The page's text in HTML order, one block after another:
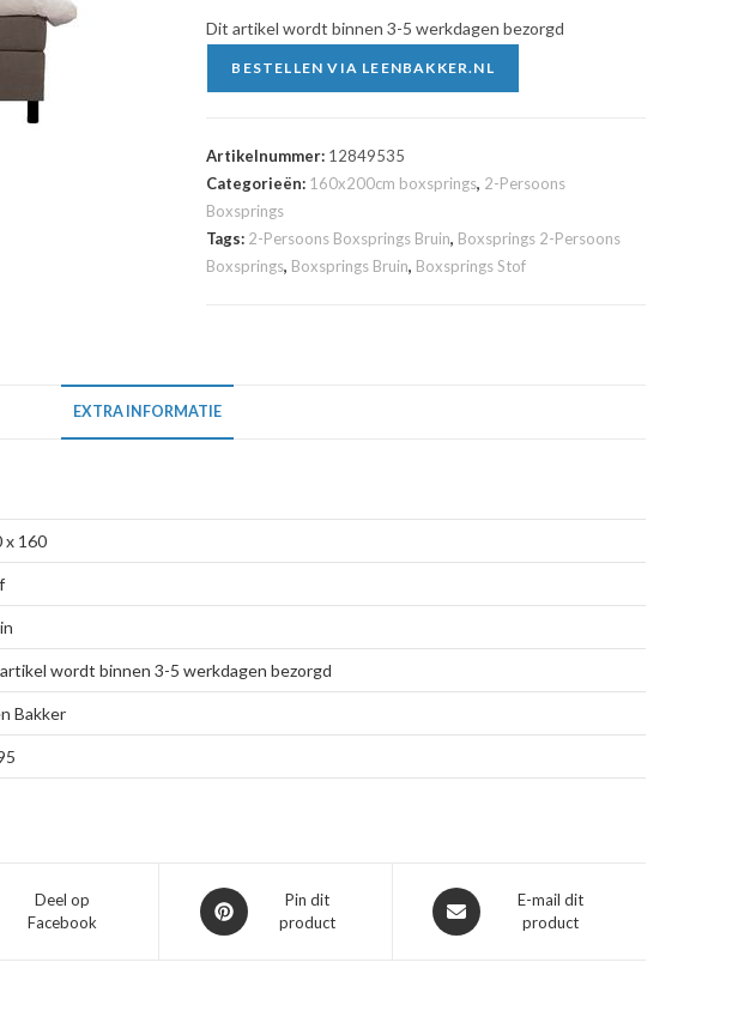
Dit artikel wordt binnen 3-5 werkdagen bezorgd
BESTELLEN VIA LEENBAKKER.NL
Artikelnummer: 12849535
Categorieën: 160x200cm boxsprings, 2-Persoons
Boxsprings
Tags: 2-Persoons Boxsprings Bruin, Boxsprings 2-Persoons
Boxsprings, Boxsprings Bruin, Boxsprings Stof
EXTRA INFORMATIE
x 160
wordt binnen 3-5 werkdagen bezorgd
Bakker
Deel op
Facebook
Opent
in
Pin dit
product
Opent
in
E-mail dit
product